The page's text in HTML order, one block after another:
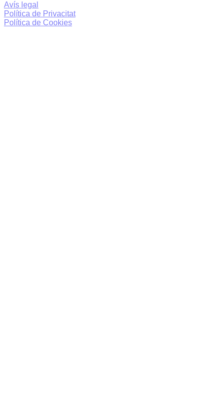
Avís legal
Política de Privacitat
Política de Cookies